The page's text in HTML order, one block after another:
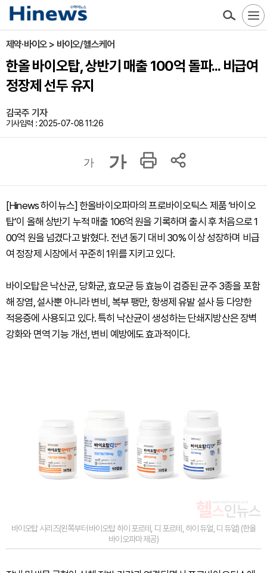
제약·바이오 > 바이오/헬스케어
한올 바이오탑, 상반기 매출 100억 돌파... 비급여
정장제 선두 유지
김국주 기자
기사입력 : 2025-07-08 11:26
가 가
[Hinews 하이뉴스] 한올바이오파마의 프로바이오틱스 제품 ‘바이오
탑’이 올해 상반기 누적 매출 106억 원을 기록하며 출시 후 처음으로 1
00억 원을 넘겼다고 밝혔다. 전년 동기 대비 30% 이상 성장하며 비급
여 정장제 시장에서 꾸준히 1위를 지키고 있다.
바이오탑은 낙산균, 당화균, 효모균 등 효능이 검증된 균주 3종을 포함
해 장염, 설사뿐 아니라 변비, 복부 팽만, 항생제 유발 설사 등 다양한
적응증에 사용되고 있다. 특히 낙산균이 생성하는 단쇄지방산은 장벽
강화와 면역 기능 개선, 변비 예방에도 효과적이다.
바이오탑 시리즈(왼쪽부터 바이오탑 하이 포르테, 디 포르테, 하이 듀얼, 디 듀얼) (한올
바이오파마 제공)